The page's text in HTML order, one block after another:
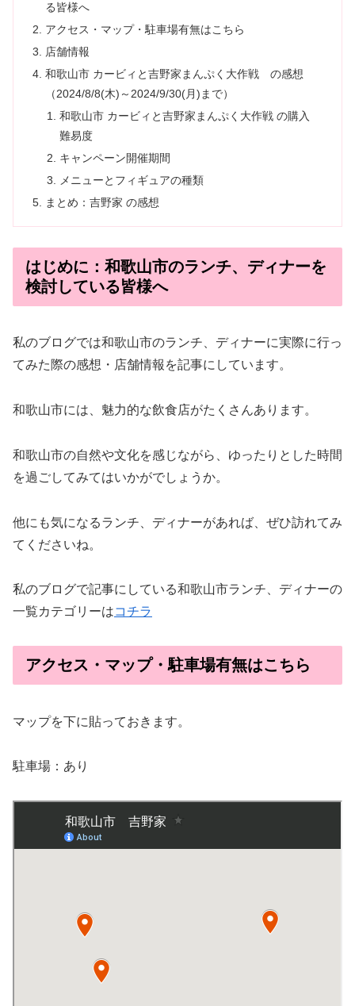
る皆様へ
アクセス・マップ・駐車場有無はこちら
店舗情報
和歌山市 カービィと吉野家まんぷく大作戦 の感想
（2024/8/8(木)～2024/9/30(月)まで）
和歌山市 カービィと吉野家まんぷく大作戦 の購入
難易度
キャンペーン開催期間
メニューとフィギュアの種類
まとめ：吉野家 の感想
はじめに：和歌山市のランチ、ディナーを
検討している皆様へ
私のブログでは和歌山市のランチ、ディナーに実際に行っ
てみた際の感想・店舗情報を記事にしています。
和歌山市には、魅力的な飲食店がたくさんあります。
和歌山市の自然や文化を感じながら、ゆったりとした時間
を過ごしてみてはいかがでしょうか。
他にも気になるランチ、ディナーがあれば、ぜひ訪れてみ
てくださいね。
私のブログで記事にしている和歌山市ランチ、ディナーの
一覧カテゴリーはコチラ
アクセス・マップ・駐車場有無はこちら
マップを下に貼っておきます。
駐車場：あり